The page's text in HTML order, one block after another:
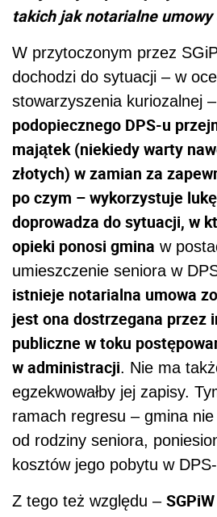
takich jak notarialne
W przytoczonym przez
dochodzi do sytuacji – w
stowarzyszenia kuriozalnej
podopiecznego DPS-u
majątek (niekiedy warty
złotych) w zamian za
po czym – wykorzystuje
doprowadza do sytuacji, w
opieki ponosi gmina w
umieszczenie seniora w
istnieje notarialna umowa
jest ona dostrzegana przez
publiczne w toku
w administracji. Nie ma
egzekwowałby jej zapisy.
ramach regresu – gmina
od rodziny seniora,
kosztów jego pobytu w
Z tego też względu –